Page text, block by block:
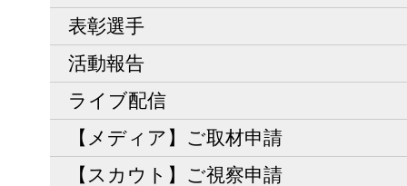
表彰選手
活動報告
ライブ配信
【メディア】ご取材申請
【スカウト】ご視察申請